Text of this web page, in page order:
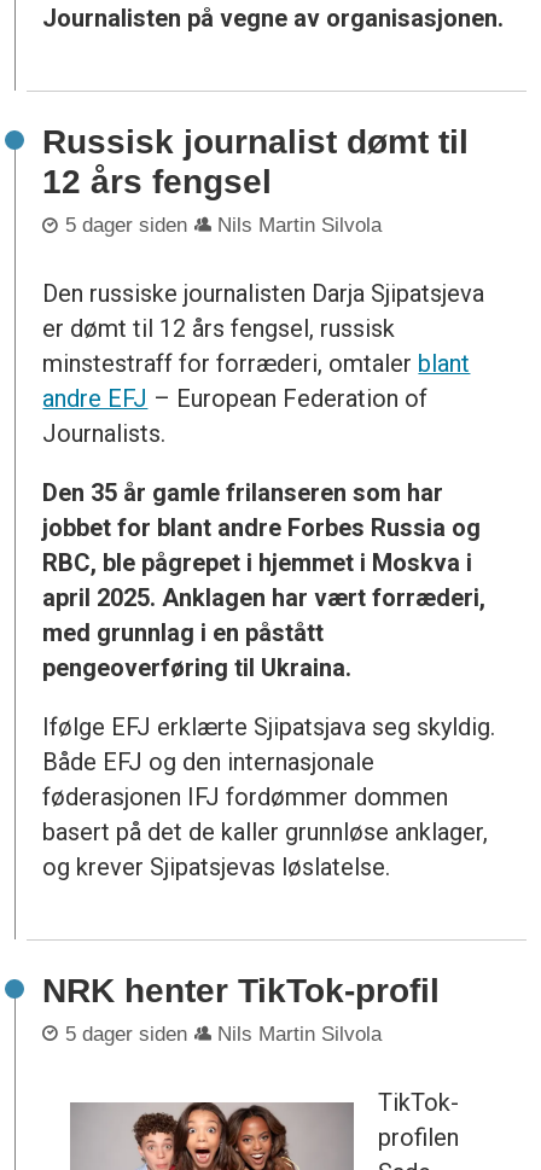
Journalisten på vegne av organisasjonen.
Russisk journalist dømt til
12 års fengsel
5 dager siden Nils Martin Silvola
Den russiske journalisten Darja Sjipatsjeva
er dømt til 12 års fengsel, russisk
minstestraff for forræderi, omtaler blant
andre EFJ – European Federation of
Journalists.
Den 35 år gamle frilanseren som har
jobbet for blant andre Forbes Russia og
RBC, ble pågrepet i hjemmet i Moskva i
april 2025. Anklagen har vært forræderi,
med grunnlag i en påstått
pengeoverføring til Ukraina.
Ifølge EFJ erklærte Sjipatsjava seg skyldig.
Både EFJ og den internasjonale
føderasjonen IFJ fordømmer dommen
basert på det de kaller grunnløse anklager,
og krever Sjipatsjevas løslatelse.
NRK henter TikTok-profil
5 dager siden Nils Martin Silvola
TikTok-
profilen